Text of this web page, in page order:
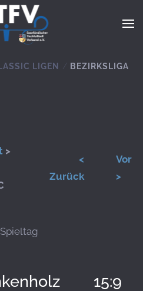
LIGEN
BEZIRKSLIGA
>
<
Zurück
Vor
>
Spieltag
15:9